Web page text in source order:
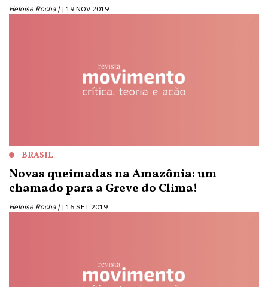
Heloise Rocha | 19 NOV 2019
BRASIL
Novas queimadas na Amazônia: um
chamado para a Greve do Clima!
Heloise Rocha | 16 SET 2019